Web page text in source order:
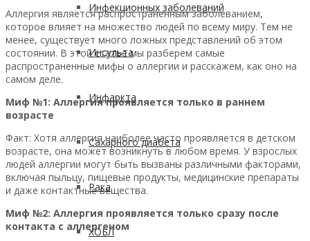
Инфекционных заболеваний
Инсульта
Инфаркта
Сахарного диабета
Рака
ХОБЛ
Аллергия является распространенным заболеванием,
которое влияет на множество людей по всему миру. Тем не
менее, существует много ложных представлений об этом
состоянии. В этой статье мы разберем самые
распространенные мифы о аллергии и расскажем, как оно на
самом деле.
Миф №1: Аллергия проявляется только в раннем
возрасте
Факт: Хотя аллергия наиболее часто проявляется в детском
возрасте, она может возникнуть в любом время. У взрослых
людей аллергии могут быть вызваны различными факторами,
включая пыльцу, пищевые продукты, медицинские препараты
и даже контактные вещества.
Миф №2: Аллергия проявляется только сразу после
контакта с аллергеном